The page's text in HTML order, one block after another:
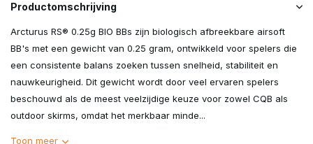
Productomschrijving
Arcturus RS® 0.25g BIO BBs zijn biologisch afbreekbare airsoft
BB's met een gewicht van 0.25 gram, ontwikkeld voor spelers die
een consistente balans zoeken tussen snelheid, stabiliteit en
nauwkeurigheid. Dit gewicht wordt door veel ervaren spelers
beschouwd als de meest veelzijdige keuze voor zowel CQB als
outdoor skirms, omdat het merkbaar minde...
Toon meer